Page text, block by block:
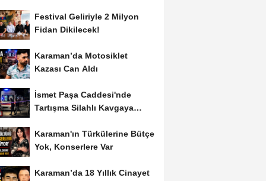
Festival Geliriyle 2 Milyon
Fidan Dikilecek!
Karaman’da Motosiklet
Kazası Can Aldı
İsmet Paşa Caddesi'nde
Tartışma Silahlı Kavgaya
Karaman'ın Türkülerine Bütçe
Yok, Konserlere Var
Karaman’da 18 Yıllık Cinayet